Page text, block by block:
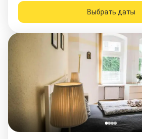
Выбрать даты